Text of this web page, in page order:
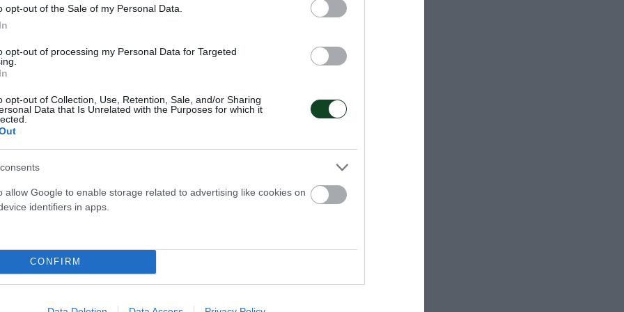
opt-out of the Sale of my Personal Data.
opt-out of processing my Personal Data for Targeted
opt-out of Collection, Use, Retention, Sale, and/or Sharing
Data that Is Unrelated with the Purposes for which it
allow Google to enable storage related to advertising like cookies on
identifiers in apps.
CONFIRM
Παναθηναϊκός 2η αγωνιστική πόλο Eurocup
TVhttps://shorturl.at/aTczT )
ΓΣ Σαλαμίνας-Παναθηναϊκός, ποδόσφαιρο σάλας Αγόρια